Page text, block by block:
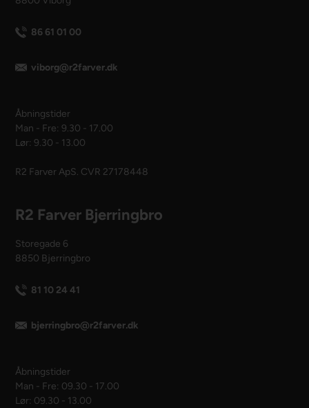
86 61 01 00
viborg@r2farver.dk
Åbningstider
Man - Fre: 9.30 - 17.00
Lør: 9.30 - 13.00
R2 Farver ApS. CVR 27178448
R2 Farver Bjerringbro
Storegade 6
8850 Bjerringbro
81 10 24 41
bjerringbro@r2farver.dk
Åbningstider
Man - Fre: 09.30 - 17.00
Lør: 09.30 - 13.00